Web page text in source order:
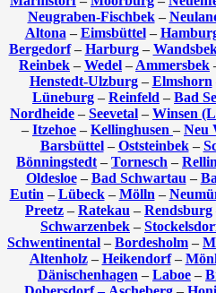
Neugraben-Fischbek–
Altona – Eimsbüttel–
Bergedorf– Harburg–
Reinbek – Wedel – Ammersbek
Henstedt-Ulzburg– Elmshorn
Lüneburg – Reinfeld – Bad
Nordheide – Seevetal – Winsen
– Itzehoe – Kellinghusen – Neu
Barsbüttel– Oststeinbek–
Bönningstedt – Tornesch –
Oldesloe– Bad Schwartau –
Eutin – Lübeck– Mölln –
Preetz – Ratekau – Rendsburg
Schwarzenbek –
Schwentinental – Bordesholm –
Altenholz– Heikendorf–
Dänischenhagen – Laboe –